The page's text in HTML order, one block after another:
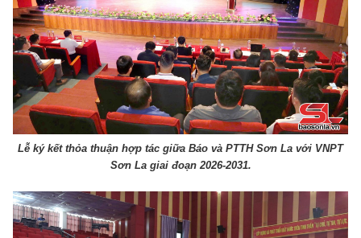
Lễ ký kết thỏa thuận hợp tác giữa Báo và PTTH Sơn La với VNPT
Sơn La giai đoạn 2026-2031.